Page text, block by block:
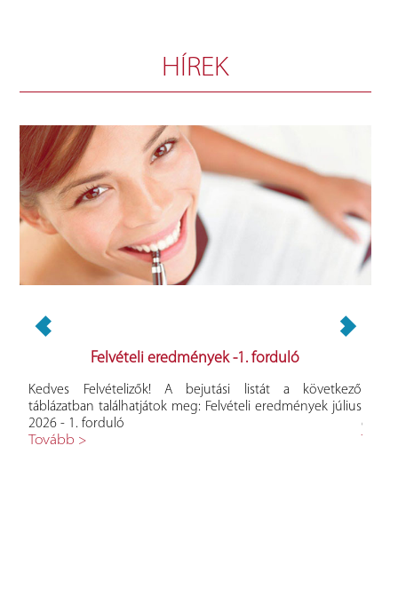
HÍREK
Kedves Felvételizők! A bejutási listát a következő
táblázatban találhatjátok meg: Felvételi eredmények július
2026 - 1. forduló
Tovább >
Felvételi eredmények -1. forduló